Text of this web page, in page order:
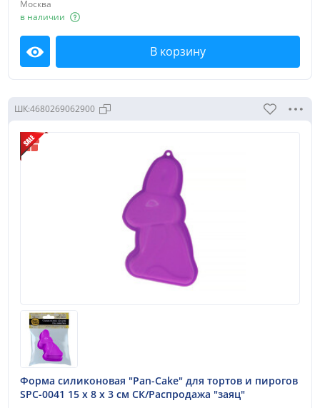
Москва
в наличии
Посмотреть В корзину
ШК:4680269062900
Форма силиконовая "Pan-Cake" для тортов и пирогов
SPC-0041 15 x 8 x 3 см СК/Распродажа "заяц"